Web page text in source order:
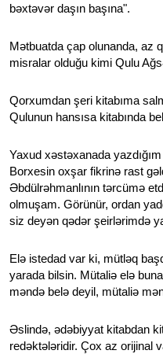
bəxtəvər daşın başına".
Mətbuatda çap olunanda, az
misralar olduğu kimi Qulu
Qorxumdan şeri kitabıma
Qulunun hansısa kitabında
Yaxud xəstəxanada
Borxesin oxşar fikrinə rast
Əbdülrəhmanlının tərcümə
olmuşam. Görünür, ordan
siz deyən qədər şeirlərimdə
Elə istedad var ki, mütləq
yarada bilsin. Mütaliə elə
məndə belə deyil, mütaliə
Əslində, ədəbiyyat kitabdan
redəktələridir. Çox az orijinal